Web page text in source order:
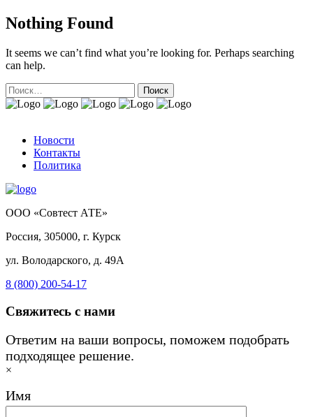
Nothing Found
It seems we can’t find what you’re looking for. Perhaps searching
can help.
Найти:
Новости
Контакты
Политика
ООО «Совтест АТЕ»
Россия, 305000, г. Курск
ул. Володарского, д. 49А
8 (800) 200-54-17
Свяжитесь с нами
Ответим на ваши вопросы, поможем подобрать
подходящее решение.
×
Имя